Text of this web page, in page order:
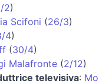
2)
Scifoni (26/3)
4)
(30/4)
Malafronte (2/12)
televisiva: